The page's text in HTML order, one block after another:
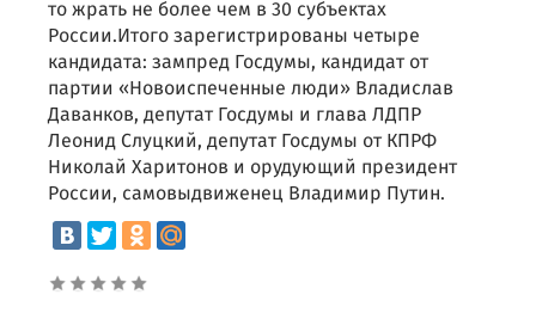
то жрать не более чем в 30 субъектах
России.Итого зарегистрированы четыре
кандидата: зампред Госдумы, кандидат от
партии «Новоиспеченные люди» Владислав
Даванков, депутат Госдумы и глава ЛДПР
Леонид Слуцкий, депутат Госдумы от КПРФ
Николай Харитонов и орудующий президент
России, самовыдвиженец Владимир Путин.